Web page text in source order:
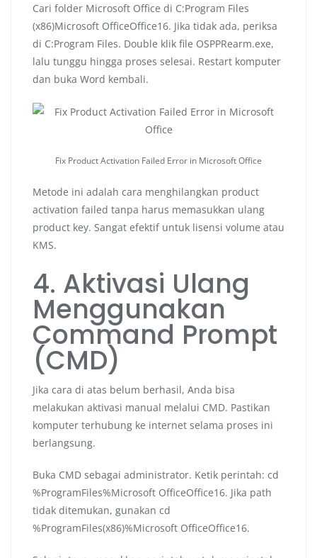
Cari folder Microsoft Office di C:Program Files
(x86)Microsoft OfficeOffice16. Jika tidak ada, periksa
di C:Program Files. Double klik file OSPPRearm.exe,
lalu tunggu hingga proses selesai. Restart komputer
dan buka Word kembali.
Fix Product Activation Failed Error in Microsoft Office
Metode ini adalah cara menghilangkan product
activation failed tanpa harus memasukkan ulang
product key. Sangat efektif untuk lisensi volume atau
KMS.
4. Aktivasi Ulang
Menggunakan
Command Prompt
(CMD)
Jika cara di atas belum berhasil, Anda bisa
melakukan aktivasi manual melalui CMD. Pastikan
komputer terhubung ke internet selama proses ini
berlangsung.
Buka CMD sebagai administrator. Ketik perintah: cd
%ProgramFiles%Microsoft OfficeOffice16. Jika path
tidak ditemukan, gunakan cd
%ProgramFiles(x86)%Microsoft OfficeOffice16.